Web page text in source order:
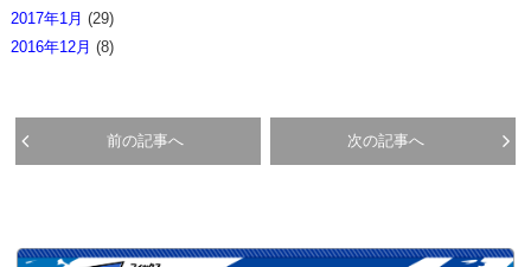
2017年1月 (29)
2016年12月 (8)
前の記事へ 次の記事へ